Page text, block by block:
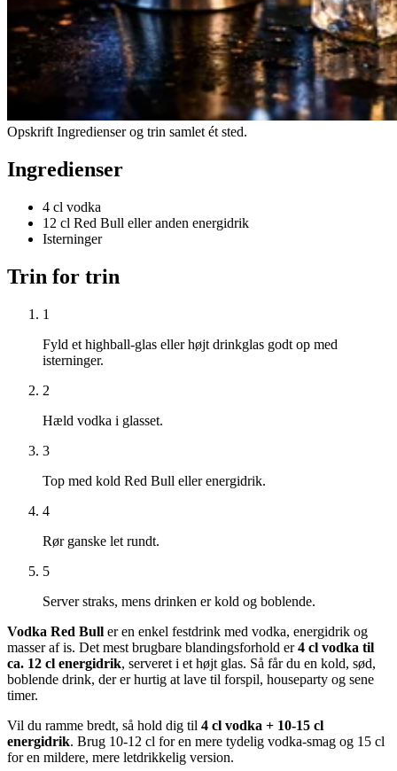
Opskrift Ingredienser og trin samlet ét sted.
Ingredienser
4 cl vodka
12 cl Red Bull eller anden energidrik
Isterninger
Trin for trin
1
Fyld et highball-glas eller højt drinkglas godt op med
isterninger.
2
Hæld vodka i glasset.
3
Top med kold Red Bull eller energidrik.
4
Rør ganske let rundt.
5
Server straks, mens drinken er kold og boblende.
Vodka Red Bull er en enkel festdrink med vodka, energidrik og
masser af is. Det mest brugbare blandingsforhold er4 cl vodka til
ca. 12 cl energidrik, serveret i et højt glas. Så får du en kold, sød,
boblende drink, der er hurtig at lave til forspil, houseparty og sene
timer.
Vil du ramme bredt, så hold dig til 4 cl vodka + 10-15 cl
energidrik. Brug 10-12 cl for en mere tydelig vodka-smag og 15 cl
for en mildere, mere letdrikkelig version.